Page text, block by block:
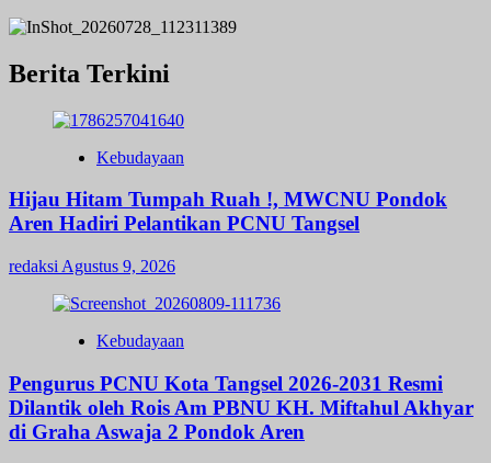
Berita Terkini
Kebudayaan
Hijau Hitam Tumpah Ruah !, MWCNU Pondok
Aren Hadiri Pelantikan PCNU Tangsel
redaksi Agustus 9, 2026
Kebudayaan
Pengurus PCNU Kota Tangsel 2026-2031 Resmi
Dilantik oleh Rois Am PBNU KH. Miftahul Akhyar
di Graha Aswaja 2 Pondok Aren